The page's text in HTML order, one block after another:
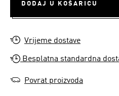
DODAJ U KOŠARICU
Vrijeme dostave
Besplatna standardna
Povrat proizvoda